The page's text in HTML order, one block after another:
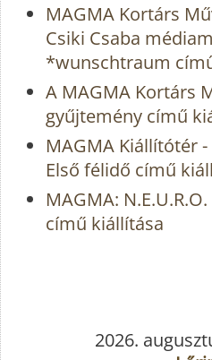
MAGMA Kortárs
Csiki Csaba
*wunschtraum
A MAGMA Kortárs
gyűjtemény című
MAGMA Kiállítótér
Első félidő című
MAGMA:
című kiállítása
2026.